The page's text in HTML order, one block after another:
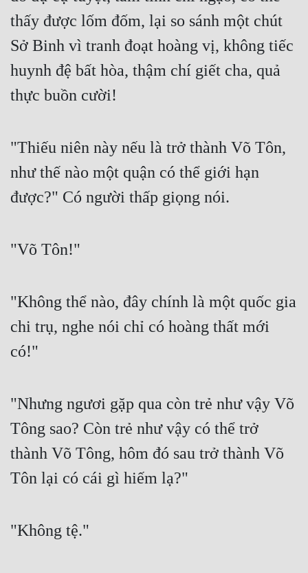
thấy được lốm đốm, lại so sánh một chút
Sở Binh vì tranh đoạt hoàng vị, không tiếc
huynh đệ bất hòa, thậm chí giết cha, quả
thực buồn cười!
"Thiếu niên này nếu là trở thành Võ Tôn,
như thế nào một quận có thể giới hạn
được?" Có người thấp giọng nói.
"Võ Tôn!"
"Không thể nào, đây chính là một quốc gia
chi trụ, nghe nói chỉ có hoàng thất mới
có!"
"Nhưng ngươi gặp qua còn trẻ như vậy Võ
Tông sao? Còn trẻ như vậy có thể trở
thành Võ Tông, hôm đó sau trở thành Võ
Tôn lại có cái gì hiếm lạ?"
"Không tệ."